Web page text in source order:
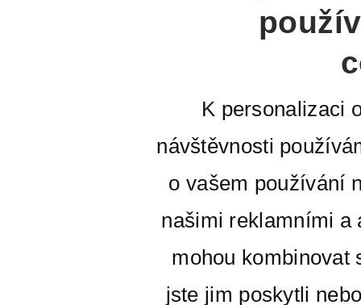
K personalizaci
návštěvnosti
o vašem používání
našimi reklamními a
mohou kombinovat
jste jim poskytli